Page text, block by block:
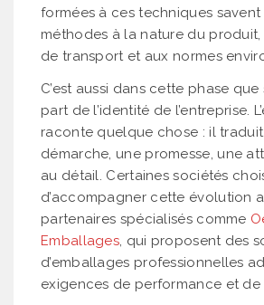
formées à ces techniques
méthodes à la nature du
de transport et aux normes
C’est aussi dans cette phase
part de l’identité de l’entreprise.
raconte quelque chose : il
démarche, une promesse, une
au détail. Certaines sociétés
d’accompagner cette évolution
partenaires spécialisés comme
Emballages, qui proposent des
d’emballages professionnelles
exigences de performance et de